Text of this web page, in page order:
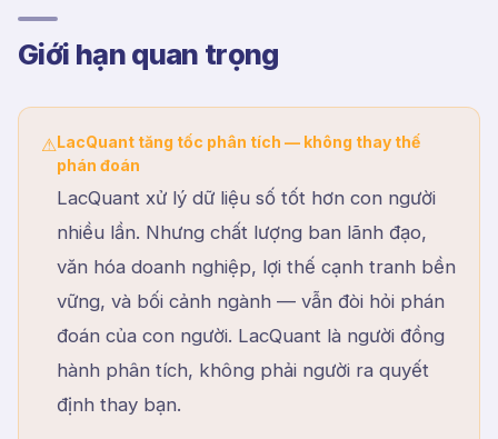
Giới hạn quan trọng
⚠LacQuant tăng tốc phân tích — không thay thế
phán đoán
LacQuant xử lý dữ liệu số tốt hơn con người
nhiều lần. Nhưng chất lượng ban lãnh đạo,
văn hóa doanh nghiệp, lợi thế cạnh tranh bền
vững, và bối cảnh ngành — vẫn đòi hỏi phán
đoán của con người. LacQuant là người đồng
hành phân tích, không phải người ra quyết
định thay bạn.